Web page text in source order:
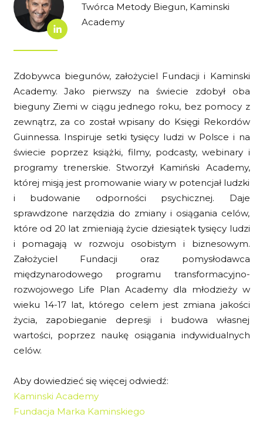
Twórca Metody Biegun, Kaminski
Academy
Zdobywca biegunów, założyciel Fundacji i Kaminski
Academy. Jako pierwszy na świecie zdobył oba
bieguny Ziemi w ciągu jednego roku, bez pomocy z
zewnątrz, za co został wpisany do Księgi Rekordów
Guinnessa. Inspiruje setki tysięcy ludzi w Polsce i na
świecie poprzez książki, filmy, podcasty, webinary i
programy trenerskie. Stworzył Kamiński Academy,
której misją jest promowanie wiary w potencjał ludzki
i budowanie odporności psychicznej. Daje
sprawdzone narzędzia do zmiany i osiągania celów,
które od 20 lat zmieniają życie dziesiątek tysięcy ludzi
i pomagają w rozwoju osobistym i biznesowym.
Założyciel Fundacji oraz pomysłodawca
międzynarodowego programu transformacyjno-
rozwojowego Life Plan Academy dla młodzieży w
wieku 14-17 lat, którego celem jest zmiana jakości
życia, zapobieganie depresji i budowa własnej
wartości, poprzez naukę osiągania indywidualnych
celów.
Aby dowiedzieć się więcej odwiedź:
Kaminski Academy
Fundacja Marka Kaminskiego